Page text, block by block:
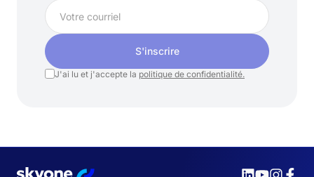
S'inscrire
J'ai lu et j'accepte la politique de confidentialité.